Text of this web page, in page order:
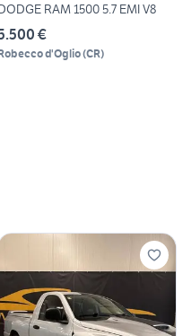
RAM 1500 5.7 EMI V8
€
d'Oglio(CR)